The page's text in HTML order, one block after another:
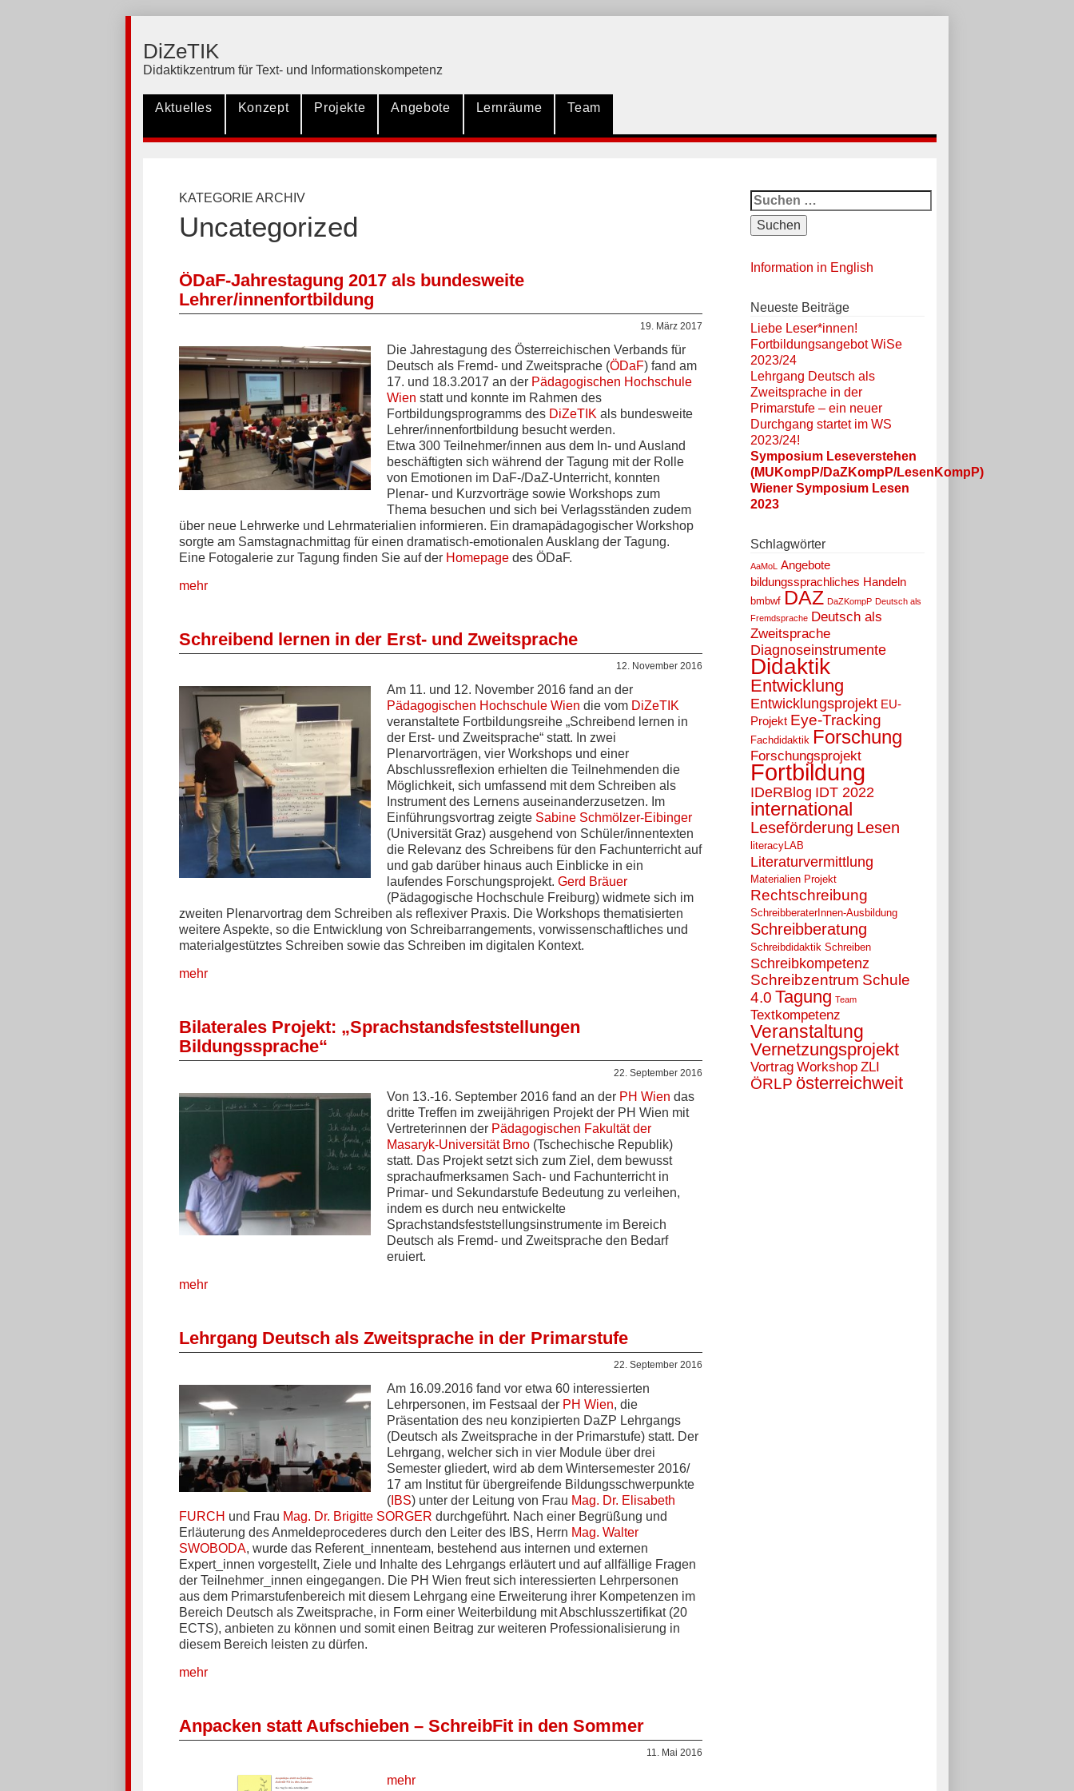
DiZeTIK
Didaktikzentrum für Text- und Informationskompetenz
Aktuelles Konzept Projekte Angebote Lernräume Team
KATEGORIE ARCHIV
Uncategorized
ÖDaF-Jahrestagung 2017 als bundesweite
Lehrer/innenfortbildung
19. März 2017
Die Jahrestagung des Österreichischen Verbands für
Deutsch als Fremd- und Zweitsprache (ÖDaF) fand am
17. und 18.3.2017 an der Pädagogischen Hochschule
Wien statt und konnte im Rahmen des
Fortbildungsprogramms des DiZeTIK als bundesweite
Lehrer/innenfortbildung besucht werden.
Etwa 300 Teilnehmer/innen aus dem In- und Ausland
beschäftigten sich während der Tagung mit der Rolle
von Emotionen im DaF-/DaZ-Unterricht, konnten
Plenar- und Kurzvorträge sowie Workshops zum
Thema besuchen und sich bei Verlagsständen zudem
über neue Lehrwerke und Lehrmaterialien informieren. Ein dramapädagogischer Workshop
sorgte am Samstagnachmittag für einen dramatisch-emotionalen Ausklang der Tagung.
Eine Fotogalerie zur Tagung finden Sie auf der Homepage des ÖDaF.
mehr
Schreibend lernen in der Erst- und Zweitsprache
12. November 2016
Am 11. und 12. November 2016 fand an der
Pädagogischen Hochschule Wien die vom DiZeTIK
veranstaltete Fortbildungsreihe „Schreibend lernen in
der Erst- und Zweitsprache“ statt. In zwei
Plenarvorträgen, vier Workshops und einer
Abschlussreflexion erhielten die Teilnehmenden die
Möglichkeit, sich umfassend mit dem Schreiben als
Instrument des Lernens auseinanderzusetzen. Im
Einführungsvortrag zeigte Sabine Schmölzer-Eibinger
(Universität Graz) ausgehend von Schüler/innentexten
die Relevanz des Schreibens für den Fachunterricht auf
und gab darüber hinaus auch Einblicke in ein
laufendes Forschungsprojekt. Gerd Bräuer
(Pädagogische Hochschule Freiburg) widmete sich im
zweiten Plenarvortrag dem Schreiben als reflexiver Praxis. Die Workshops thematisierten
weitere Aspekte, so die Entwicklung von Schreibarrangements, vorwissenschaftliches und
materialgestütztes Schreiben sowie das Schreiben im digitalen Kontext.
mehr
Bilaterales Projekt: „Sprachstandsfeststellungen
Bildungssprache“
22. September 2016
Von 13.-16. September 2016 fand an der PH Wien das
dritte Treffen im zweijährigen Projekt der PH Wien mit
Vertreterinnen der Pädagogischen Fakultät der
Masaryk-Universität Brno (Tschechische Republik)
statt. Das Projekt setzt sich zum Ziel, dem bewusst
sprachaufmerksamen Sach- und Fachunterricht in
Primar- und Sekundarstufe Bedeutung zu verleihen,
indem es durch neu entwickelte
Sprachstandsfeststellungsinstrumente im Bereich
Deutsch als Fremd- und Zweitsprache den Bedarf
eruiert.
mehr
Lehrgang Deutsch als Zweitsprache in der Primarstufe
22. September 2016
Am 16.09.2016 fand vor etwa 60 interessierten
Lehrpersonen, im Festsaal der PH Wien, die
Präsentation des neu konzipierten DaZP Lehrgangs
(Deutsch als Zweitsprache in der Primarstufe) statt. Der
Lehrgang, welcher sich in vier Module über drei
Semester gliedert, wird ab dem Wintersemester 2016/
17 am Institut für übergreifende Bildungsschwerpunkte
( IBS) unter der Leitung von Frau Mag. Dr. Elisabeth
FURCH und Frau Mag. Dr. Brigitte SORGER durchgeführt. Nach einer Begrüßung und
Erläuterung des Anmeldeprocederes durch den Leiter des IBS, Herrn Mag. Walter
SWOBODA, wurde das Referent_innenteam, bestehend aus internen und externen
Expert_innen vorgestellt, Ziele und Inhalte des Lehrgangs erläutert und auf allfällige Fragen
der Teilnehmer_innen eingegangen. Die PH Wien freut sich interessierten Lehrpersonen
aus dem Primarstufenbereich mit diesem Lehrgang eine Erweiterung ihrer Kompetenzen im
Bereich Deutsch als Zweitsprache, in Form einer Weiterbildung mit Abschlusszertifikat (20
ECTS), anbieten zu können und somit einen Beitrag zur weiteren Professionalisierung in
diesem Bereich leisten zu dürfen.
mehr
Anpacken statt Aufschieben – SchreibFit in den Sommer
11. Mai 2016
mehr
Suchen
nach:
Information in English
Neueste Beiträge
Liebe Leser*innen!
Fortbildungsangebot WiSe
2023/24
Lehrgang Deutsch als
Zweitsprache in der
Primarstufe – ein neuer
Durchgang startet im WS
2023/24!
Symposium Leseverstehen
(MUKompP/DaZKompP/LesenKompP)
Wiener Symposium Lesen
2023
Schlagwörter
AaMoL
Angebote
bildungssprachliches Handeln
bmbwf DAZ DaZKompP Deutsch als
Fremdsprache Deutsch als
Zweitsprache
Diagnoseinstrumente
Didaktik
Entwicklung
Entwicklungsprojekt EU-
Projekt Eye-Tracking
Fachdidaktik Forschung
Forschungsprojekt
Fortbildung
IDeRBlog IDT 2022
international
Leseförderung Lesen
literacyLAB
Literaturvermittlung
Materialien Projekt
Rechtschreibung
SchreibberaterInnen-Ausbildung
Schreibberatung
Schreibdidaktik Schreiben
Schreibkompetenz
Schreibzentrum Schule
4.0 Tagung Team
Textkompetenz
Veranstaltung
Vernetzungsprojekt
Vortrag Workshop ZLI
ÖRLP österreichweit